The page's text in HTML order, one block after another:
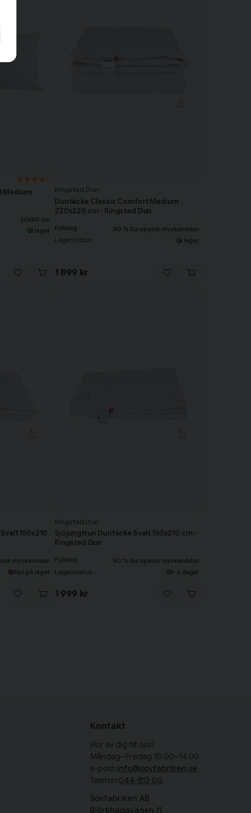
Medium
50x90 cm
I lager
Ringsted Dun
Duntäcke Classic Comfort Medium
220x220 cm - Ringsted Dun
Fyllning 90 % Europeisk myskanddun
Lagerstatus I lager
1 899 kr
150x210
myskanddun
Slut på lager
Ringsted Dun
Sjöjungfrun Duntäcke Svalt 150x210 cm -
Ringsted Dun
Fyllning 90 % Europeisk myskanddun
Lagerstatus 1-4 dagar
1 999 kr
Kontakt
Hör av dig till oss!
Måndag–Fredag 10.00–14.00
e-post:info@sovfabriken.se
Telefon:044-813 00
Sovfabriken AB
Björkhagavägen 11